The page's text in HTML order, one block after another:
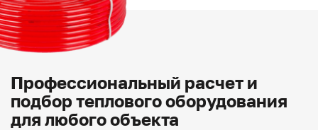
Профессиональный расчет и
подбор теплового оборудования
для любого объекта